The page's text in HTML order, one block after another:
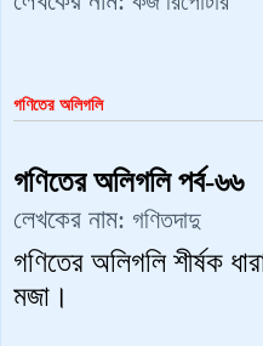
গণিতের অলিগলি
গণিতের অলিগলি পর্ব-৬৬
লেখকের নাম: গণিতদাদু
গণিতের অলিগলি শীর্ষক
মজা।